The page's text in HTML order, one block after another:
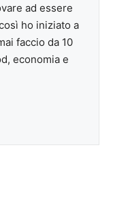
ad essere
ho iniziato a
faccio da 10
economia e